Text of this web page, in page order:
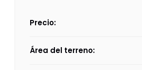
Precio:
Área del terreno: